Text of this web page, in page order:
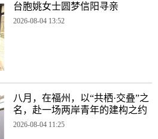
台胞姚女士圆梦信阳寻亲
2026-08-04 13:52
八月，在福州，以“共栖·交叠”之
名，赴一场两岸青年的建构之约
2026-08-04 11:25